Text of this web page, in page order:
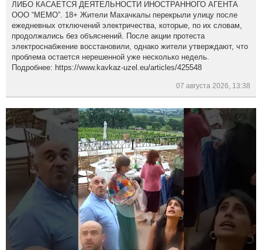
ЛИБО КАСАЕТСЯ ДЕЯТЕЛЬНОСТИ ИНОСТРАННОГО АГЕНТА
ООО “МЕМО”. 18+ Жители Махачкалы перекрыли улицу после
ежедневных отключений электричества, которые, по их словам,
продолжались без объяснений. После акции протеста
электроснабжение восстановили, однако жители утверждают, что
проблема остается нерешенной уже несколько недель.
Подробнее: https://www.kavkaz-uzel.eu/articles/425548
07 августа 2026, 13:38